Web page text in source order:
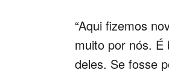
“Aqui fizemos
muito por nós. É
deles. Se fosse